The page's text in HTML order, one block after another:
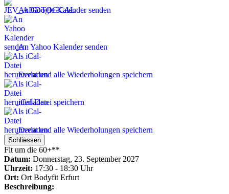
An Google Kalender senden
An Yahoo Kalender senden
Event und alle Wiederholungen speichern
iCal-Datei speichern
Event und alle Wiederholungen speichern
Schliessen
Fit um die 60+**
Datum: Donnerstag, 23. September 2027
Uhrzeit: 17:30 - 18:30 Uhr
Ort: Ort Bodyfit Erfurt
Beschreibung: